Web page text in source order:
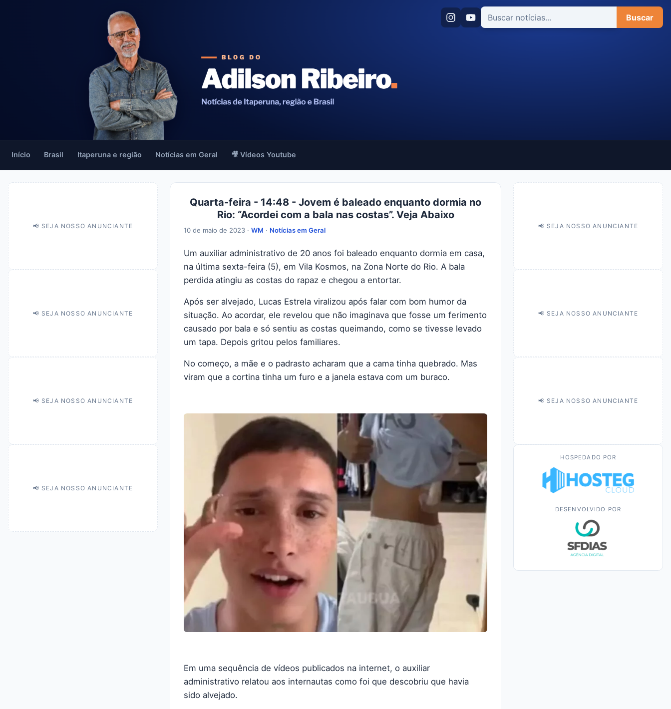
Buscar
Início Brasil Itaperuna e região Notícias em Geral 🎥 Vídeos Youtube
📢 SEJA NOSSO ANUNCIANTE
📢 SEJA NOSSO ANUNCIANTE
📢 SEJA NOSSO ANUNCIANTE
📢 SEJA NOSSO ANUNCIANTE
Quarta-feira - 14:48 - Jovem é baleado enquanto dormia no
Rio: “Acordei com a bala nas costas”. Veja Abaixo
10 de maio de 2023 ·WM · Notícias em Geral
Um auxiliar administrativo de 20 anos foi baleado enquanto dormia em casa,
na última sexta-feira (5), em Vila Kosmos, na Zona Norte do Rio. A bala
perdida atingiu as costas do rapaz e chegou a entortar.
Após ser alvejado, Lucas Estrela viralizou após falar com bom humor da
situação. Ao acordar, ele revelou que não imaginava que fosse um ferimento
causado por bala e só sentiu as costas queimando, como se tivesse levado
um tapa. Depois gritou pelos familiares.
No começo, a mãe e o padrasto acharam que a cama tinha quebrado. Mas
viram que a cortina tinha um furo e a janela estava com um buraco.
Em uma sequência de vídeos publicados na internet, o auxiliar
administrativo relatou aos internautas como foi que descobriu que havia
sido alvejado.
📢 SEJA NOSSO ANUNCIANTE
📢 SEJA NOSSO ANUNCIANTE
📢 SEJA NOSSO ANUNCIANTE
HOSPEDADO POR
DESENVOLVIDO POR